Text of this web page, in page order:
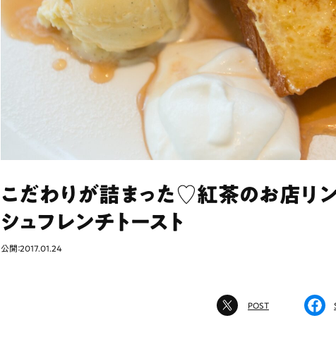
こだわりが詰まった♡紅茶のお店リ
シュフレンチトースト
公開：2017.01.24
POST